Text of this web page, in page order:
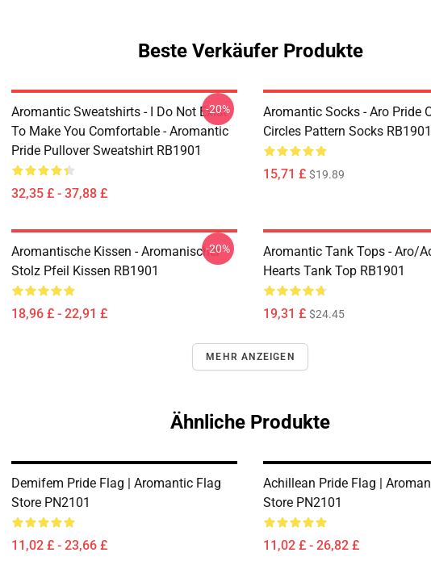
Beste Verkäufer Produkte
Aromantic Sweatshirts - I Do Not Exist
To Make You Comfortable - Aromantic
Pride Pullover Sweatshirt RB1901
32,35 £ - 37,88 £
-20%
Aromantic Socks - Aro Pride
Circles Pattern Socks RB1901
15,71 £ $19.89
Aromantische Kissen - Aromanischer
Stolz Pfeil Kissen RB1901
18,96 £ - 22,91 £
-20%
Aromantic Tank Tops - Aro/
Hearts Tank Top RB1901
19,31 £ $24.45
MEHR ANZEIGEN
Ähnliche Produkte
Demifem Pride Flag | Aromantic Flag
Store PN2101
11,02 £ - 23,66 £
Achillean Pride Flag |
Store PN2101
11,02 £ - 26,82 £